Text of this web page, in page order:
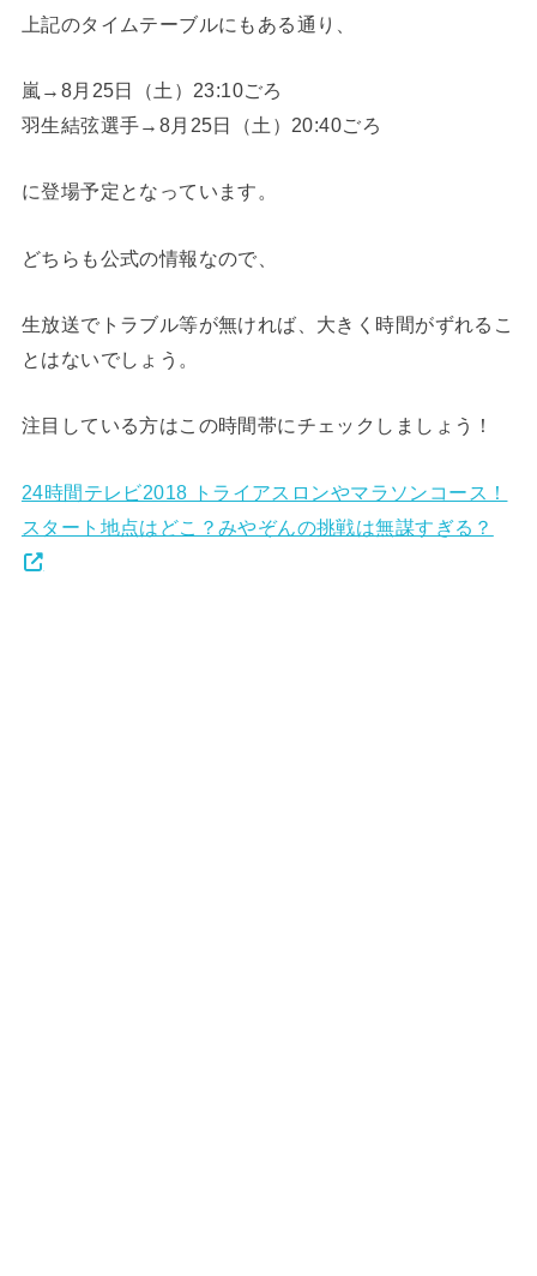
上記のタイムテーブルにもある通り、
嵐→8月25日（土）23:10ごろ
羽生結弦選手→8月25日（土）20:40ごろ
に登場予定となっています。
どちらも公式の情報なので、
生放送でトラブル等が無ければ、大きく時間がずれるこ
とはないでしょう。
注目している方はこの時間帯にチェックしましょう！
24時間テレビ2018 トライアスロンやマラソンコース！
スタート地点はどこ？みやぞんの挑戦は無謀すぎる？